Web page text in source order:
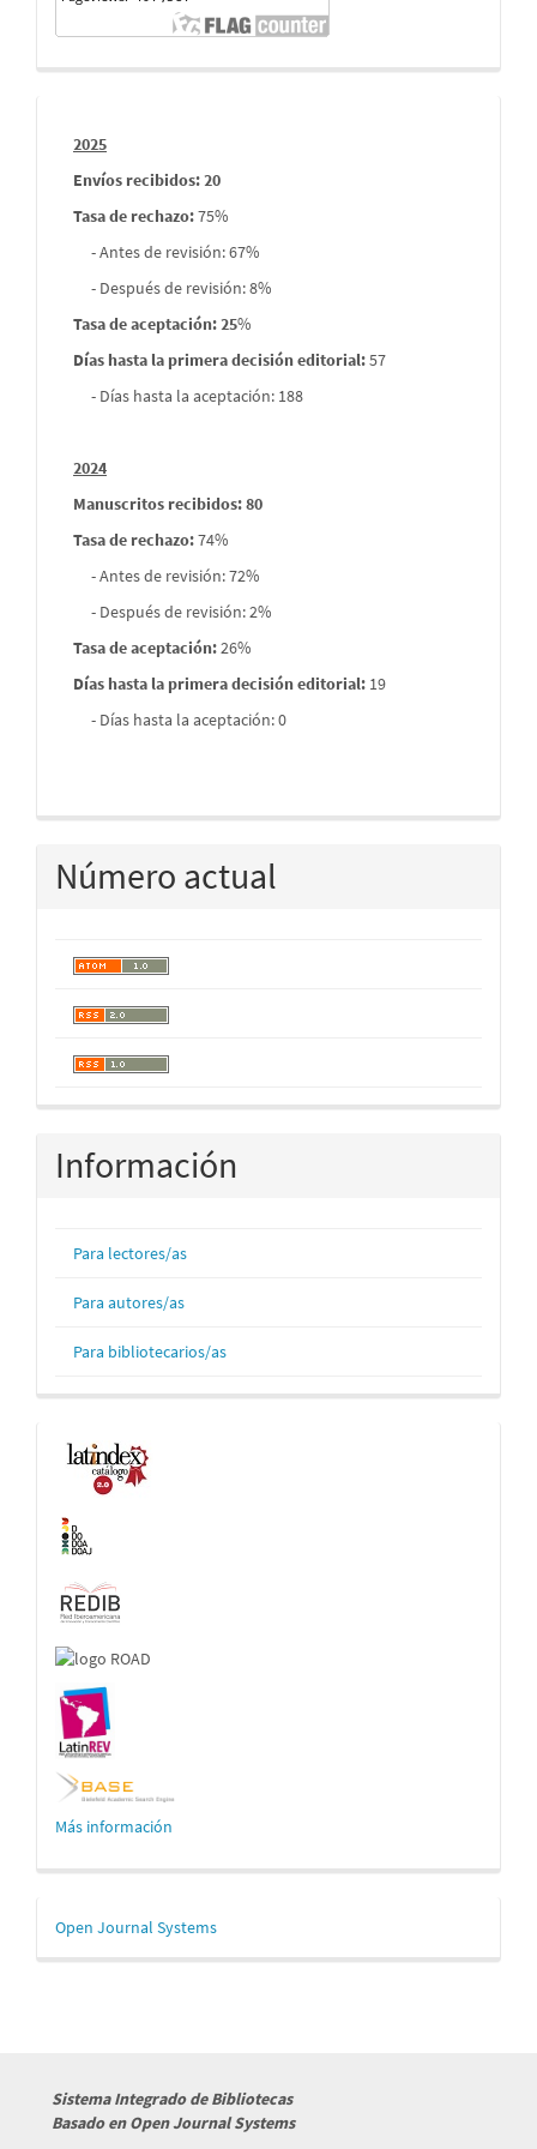
Informes
envios
2025
Envíos recibidos: 20
Tasa de rechazo:75%
- Antes de revisión: 67%
- Después de revisión: 8%
Tasa de aceptación: 25%
Días hasta la primera decisión editorial:57
- Días hasta la aceptación: 188
2024
Manuscritos recibidos: 80
Tasa de rechazo:74%
- Antes de revisión: 72%
- Después de revisión: 2%
Tasa de aceptación:26%
Días hasta la primera decisión editorial: 19
- Días hasta la aceptación: 0
Número actual
Información
Para lectores/as
Para autores/as
Para bibliotecarios/as
Indexaciones
Más información
Desarrollado
por
Open Journal Systems
Sistema Integrado de Bibliotecas
Basado en Open Journal Systems